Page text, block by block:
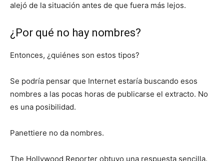
alejó de la situación antes de que fuera más lejos.
¿Por qué no hay nombres?
Entonces, ¿quiénes son estos tipos?
Se podría pensar que Internet estaría buscando esos
nombres a las pocas horas de publicarse el extracto. No
es una posibilidad.
Panettiere no da nombres.
The Hollywood Reporter obtuvo una respuesta sencilla.